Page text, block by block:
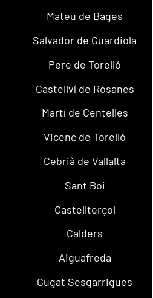
Mateu de Bages
Salvador de Guardiola
Pere de Torelló
Castellví de Rosanes
Martí de Centelles
Vicenç de Torelló
Cebrià de Vallalta
Sant Boi
Castellterçol
Calders
Aiguafreda
Cugat Sesgarrigues